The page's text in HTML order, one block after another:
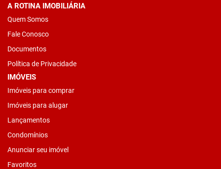
A ROTINA IMOBILIÁRIA
Quem Somos
Fale Conosco
Documentos
Política de Privacidade
IMÓVEIS
Imóveis para comprar
Imóveis para alugar
Lançamentos
Condomínios
Anunciar seu imóvel
Favoritos